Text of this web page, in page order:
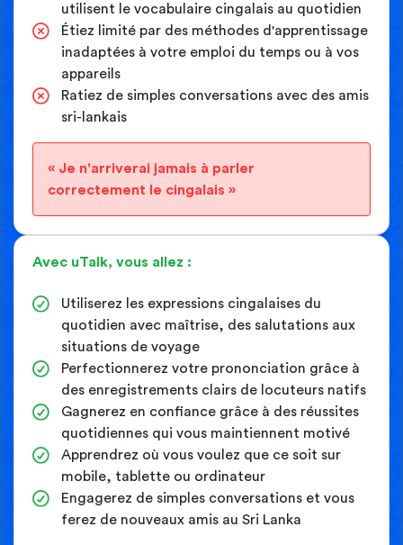
utilisent le vocabulaire cingalais au quotidien
Étiez limité par des méthodes d'apprentissage
inadaptées à votre emploi du temps ou à vos
appareils
Ratiez de simples conversations avec des amis
sri-lankais
« Je n'arriverai jamais à parler
correctement le cingalais »
Avec uTalk, vous allez :
Utiliserez les expressions cingalaises du
quotidien avec maîtrise, des salutations aux
situations de voyage
Perfectionnerez votre prononciation grâce à
des enregistrements clairs de locuteurs natifs
Gagnerez en confiance grâce à des réussites
quotidiennes qui vous maintiennent motivé
Apprendrez où vous voulez que ce soit sur
mobile, tablette ou ordinateur
Engagerez de simples conversations et vous
ferez de nouveaux amis au Sri Lanka